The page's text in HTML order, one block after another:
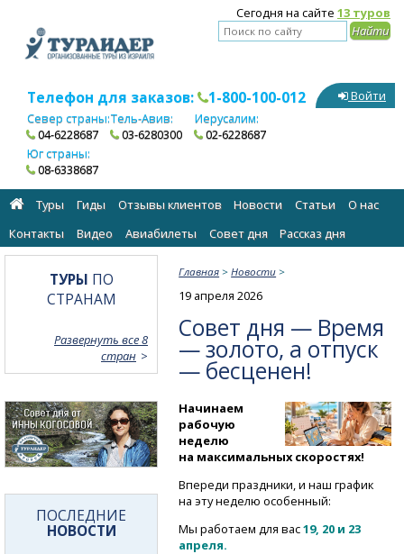
Сегодня на сайте 13 туров
Телефон для заказов: 1-800-100-012
Север страны:
04-6228687
Тель-Авив:
03-6280300
Иерусалим:
02-6228687
Юг страны:
08-6338687
Войти
Туры Гиды Отзывы клиентов Новости Статьи
О нас
Контакты
Видео Авиабилеты Cовет дня Рассказ дня
Главная >Новости >
19 апреля 2026
Совет дня — Время
— золото, а отпуск
— бесценен!
Начинаем
рабочую
неделю
на максимальных скоростях!
Впереди праздники, и наш график
на эту неделю особенный:
Мы работаем для вас19, 20 и 23
апреля.
ТУРЫ ПО
СТРАНАМ
Развернуть все 8
стран
ПОСЛЕДНИЕ
НОВОСТИ